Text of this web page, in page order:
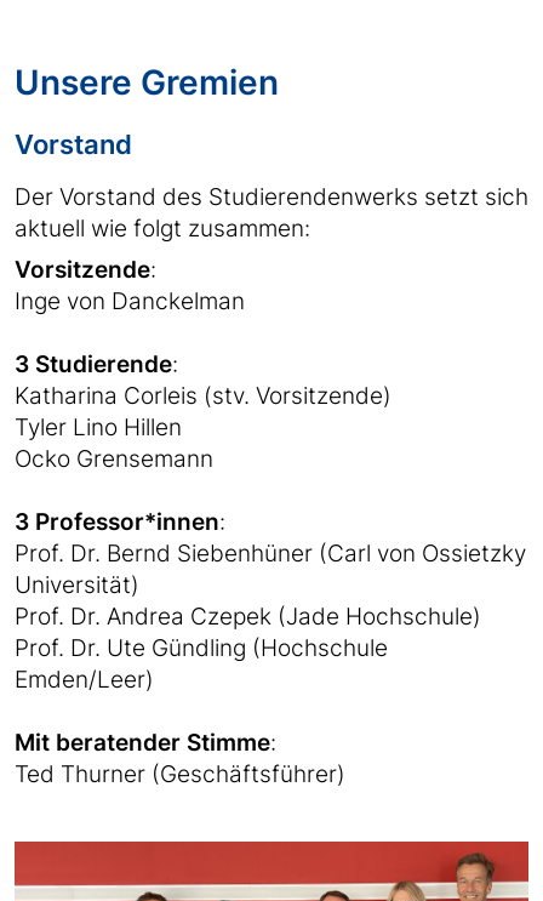
Unsere Gremien
Vorstand
Der Vorstand des Studierendenwerks setzt sich
aktuell wie folgt zusammen:
Vorsitzende:
Inge von Danckelman
3 Studierende:
Katharina Corleis (stv. Vorsitzende)
Tyler Lino Hillen
Ocko Grensemann
3 Professor*innen:
Prof. Dr. Bernd Siebenhüner (Carl von Ossietzky
Universität)
Prof. Dr. Andrea Czepek (Jade Hochschule)
Prof. Dr. Ute Gündling (Hochschule
Emden/Leer)
Mit beratender Stimme:
Ted Thurner (Geschäftsführer)